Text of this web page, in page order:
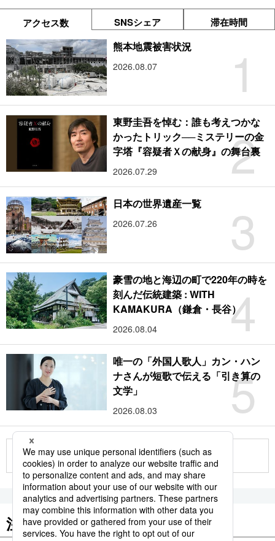
アクセス数 SNSシェア 滞在時間
1
熊本地震被害状況
2026.08.07
2
東野圭吾を悼む：誰も考えつかな
かったトリック──ミステリーの金
字塔『容疑者Ｘの献身』の舞台裏
2026.07.29
3
日本の世界遺産一覧
2026.07.26
4
豪雪の地と海辺の町で220年の時を
刻んだ伝統建築 : WITH
KAMAKURA（鎌倉・長谷）
2026.08.04
5
唯一の「外国人歌人」カン・ハン
ナさんが短歌で伝える「引き算の
文学」
2026.08.03
もっと見る
注目のキーワード